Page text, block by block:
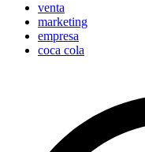
venta
marketing
empresa
coca cola